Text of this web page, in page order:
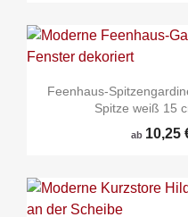
Feenhaus-
Spitze weiß 15
ab 10,25